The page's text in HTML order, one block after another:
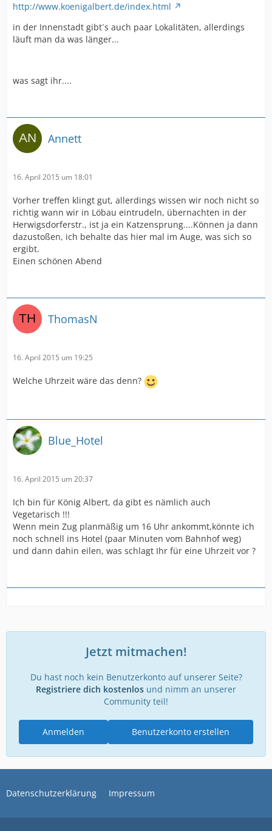
http://www.koenigalbert.de/index.html
in der Innenstadt gibt´s auch paar Lokalitäten, allerdings
läuft man da was länger...
was sagt ihr....
Annett
16. April 2015 um 18:01
Vorher treffen klingt gut, allerdings wissen wir noch nicht so
richtig wann wir in Löbau eintrudeln, übernachten in der
Herwigsdorferstr., ist ja ein Katzensprung....Können ja dann
dazustoßen, ich behalte das hier mal im Auge, was sich so
ergibt.
Einen schönen Abend
ThomasN
16. April 2015 um 19:25
Welche Uhrzeit wäre das denn?
Blue_Hotel
16. April 2015 um 20:37
Ich bin für König Albert, da gibt es nämlich auch
Vegetarisch !!!
Wenn mein Zug planmäßig um 16 Uhr ankommt,könnte ich
noch schnell ins Hotel (paar Minuten vom Bahnhof weg)
und dann dahin eilen, was schlagt Ihr für eine Uhrzeit vor ?
Jetzt mitmachen!
Du hast noch kein Benutzerkonto auf unserer Seite?
Registriere dich kostenlos und nimm an unserer
Community teil!
Benutzerkonto erstellen
Anmelden
Datenschutzerklärung Impressum